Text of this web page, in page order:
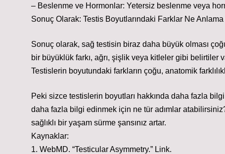
– Beslenme ve Hormonlar: Yetersiz beslenme veya
Sonuç Olarak: Testis Boyutlarındaki Farklar Ne
Sonuç olarak, sağ testisin biraz daha büyük olması
bir büyüklük farkı, ağrı, şişlik veya kitleler gibi
Testislerin boyutundaki farkların çoğu, anatomik
Peki sizce testislerin boyutları hakkında daha fazla
daha fazla bilgi edinmek için ne tür adımlar
sağlıklı bir yaşam sürme şansınız artar.
Kaynaklar:
1. WebMD. “Testicular Asymmetry.” Link.